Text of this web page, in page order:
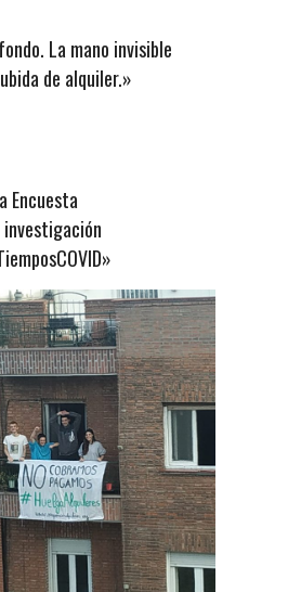
La mano invisible
de alquiler.»
Encuesta
investigación